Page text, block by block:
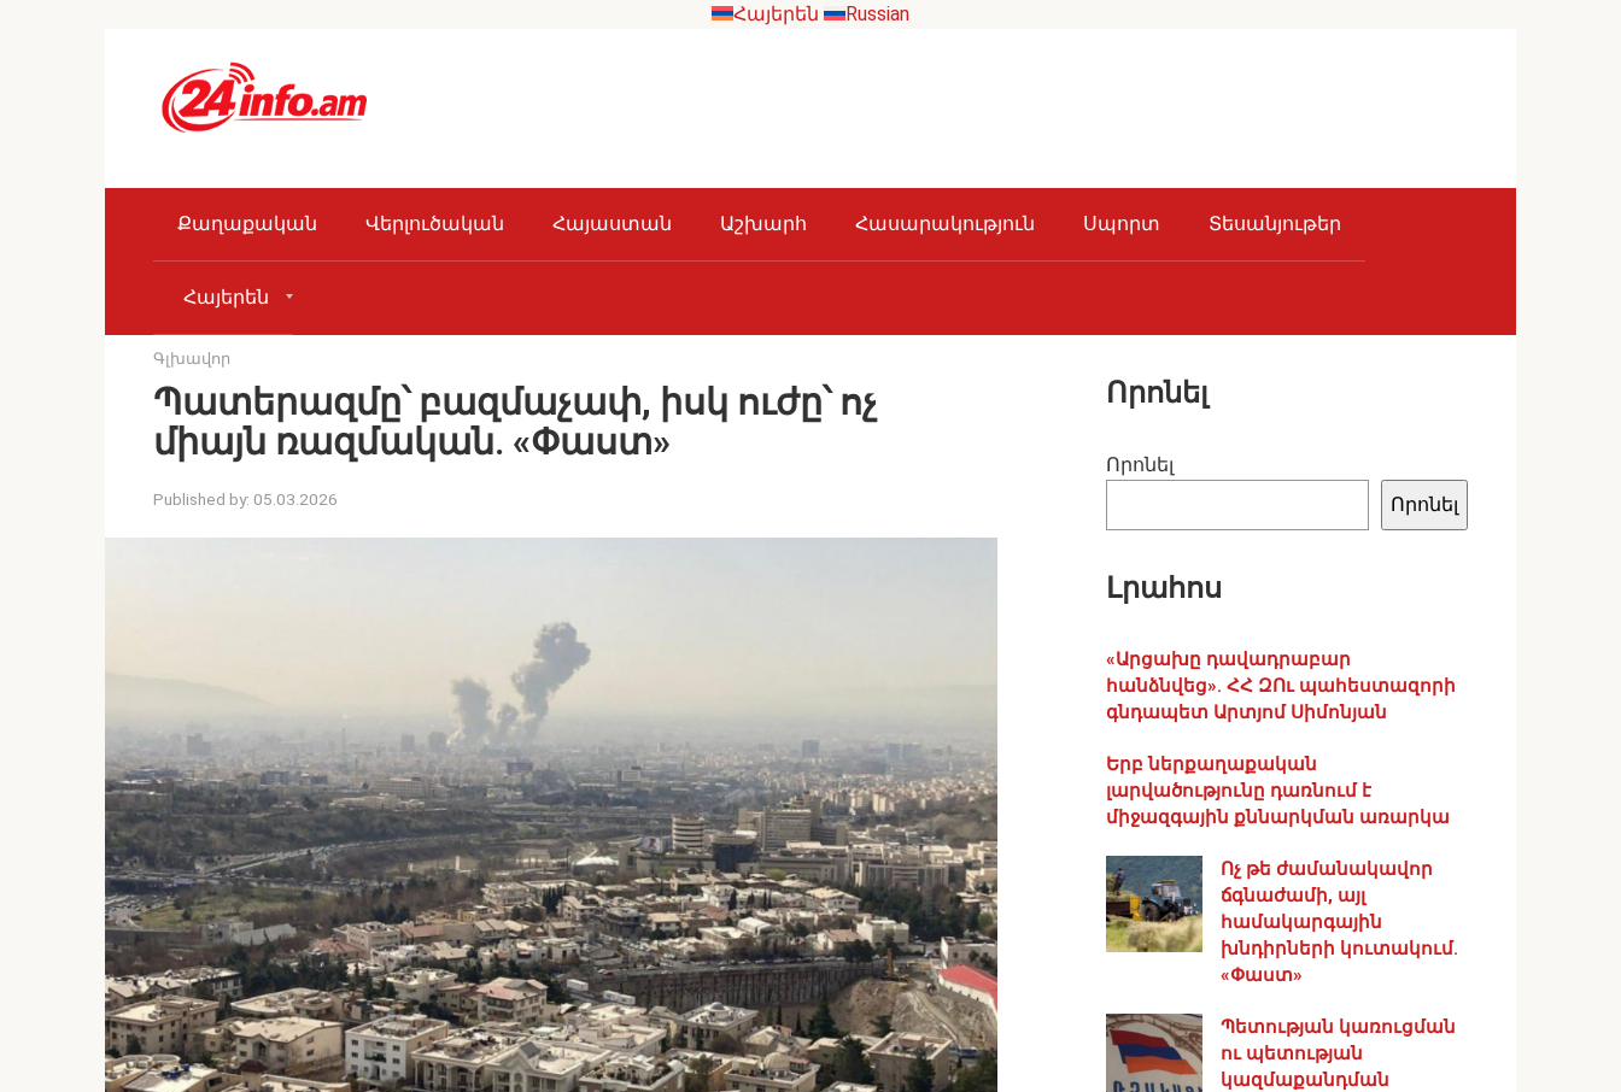
Հայերեն Russian
Քաղաքական Վերլուծական Հայաստան Աշխարհ Հասարակություն Սպորտ Տեսանյութեր
Հայերեն
Գլխավոր
Պատերազմը՝ բազմաչափ, իսկ ուժը՝ ոչ
միայն ռազմական. «Փաստ»
Published by: 05.03.2026
Որոնել
Որոնել
Որոնել
Լրահոս
«Արցախը դավադրաբար
հանձնվեց». ՀՀ ԶՈւ պահեստազորի
գնդապետ Արտյոմ Սիմոնյան
Երբ ներքաղաքական
լարվածությունը դառնում է
միջազգային քննարկման առարկա
Ոչ թե ժամանակավոր
ճգնաժամի, այլ
համակարգային
խնդիրների կուտակում.
«Փաստ»
Պետության կառուցման
ու պետության
կազմաքանդման